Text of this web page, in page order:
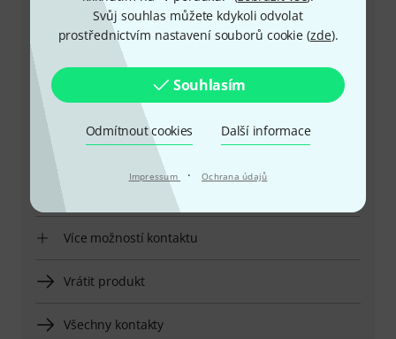
Svůj souhlas můžete kdykoli odvolat
prostřednictvím nastavení souborů cookie (zde).
Souhlasím
Odmítnout cookies Další informace
Impressum · Ochrana údajů
Máte-li jakýkoli dotaz nebo problém, kolegové ze
zákaznického centra jsou vždy připraveni pomoci
Mějte připraveno zákaznické číslo
Provozní doba (CEST - Středoevropský
letní čas)
Zařídit zpětné volání
Více možností kontaktu
Vrátit produkt
Všechny kontakty